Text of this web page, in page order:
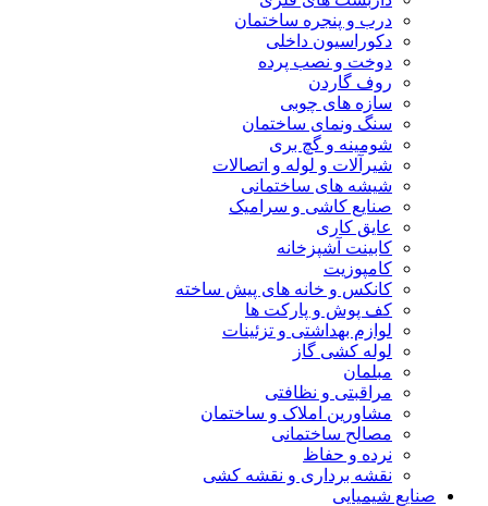
درب و پنجره ساختمان
دکوراسیون داخلی
دوخت و نصب پرده
روف گاردن
سازه های چوبی
سنگ ونمای ساختمان
شومینه و گچ بری
شیرآلات و لوله و اتصالات
شیشه های ساختمانی
صنایع کاشی و سرامیک
عایق کاری
کابینت آشپزخانه
کامپوزیت
کانکس و خانه های پیش ساخته
کف پوش و پارکت ها
لوازم بهداشتی و تزئینات
لوله کشی گاز
مبلمان
مراقبتی و نظافتی
مشاورین املاک و ساختمان
مصالح ساختمانی
نرده و حفاظ
نقشه برداری و نقشه کشی
صنایع شیمیایی